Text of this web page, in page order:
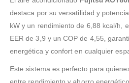
destaca por su versatilidad y
kW y un rendimiento de 6,88 kcal/h,
EER de 3,9 y un COP de 4,55,
energética y confort en cualquier
Este sistema es perfecto para